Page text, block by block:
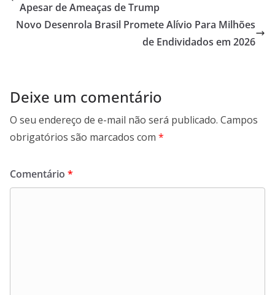
Apesar de Ameaças de Trump
Novo Desenrola Brasil Promete Alívio Para Milhões
de Endividados em 2026
Deixe um comentário
O seu endereço de e-mail não será publicado. Campos
obrigatórios são marcados com *
Comentário *